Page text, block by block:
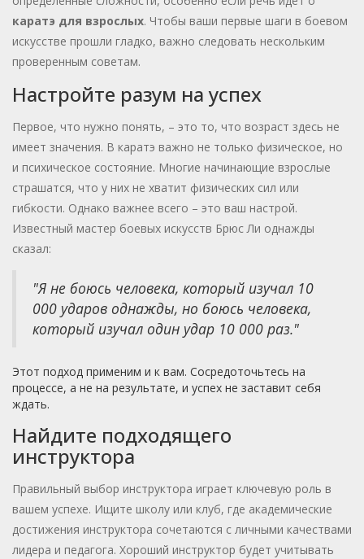
каратэ для взрослых. Чтобы ваши первые шаги в боевом
искусстве прошли гладко, важно следовать нескольким
проверенным советам.
Настройте разум на успех
Первое, что нужно понять, – это то, что возраст здесь не
имеет значения. В каратэ важно не только физическое, но
и психическое состояние. Многие начинающие взрослые
страшатся, что у них не хватит физических сил или
гибкости. Однако важнее всего – это ваш настрой.
Известный мастер боевых искусств Брюс Ли однажды
сказал:
"Я не боюсь человека, который изучал 10
000 ударов однажды, но боюсь человека,
который изучал один удар 10 000 раз."
Этот подход применим и к вам. Сосредоточьтесь на
процессе, а не на результате, и успех не заставит себя
ждать.
Найдите подходящего
инструктора
Правильный выбор инструктора играет ключевую роль в
вашем успехе. Ищите школу или клуб, где академические
достижения инструктора сочетаются с личными качествами
лидера и педагога. Хороший инструктор будет учитывать